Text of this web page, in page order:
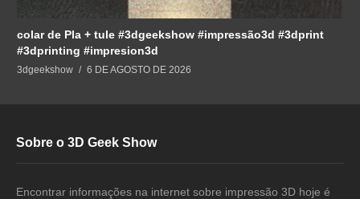
colar de Pla + tule #3dgeekshow #impressão3d #3dprint
#3dprinting #impresion3d
3dgeekshow 6 DE AGOSTO DE 2026
Sobre o 3D Geek Show
Encontrar informações na internet sobre impressão 3D hoje é